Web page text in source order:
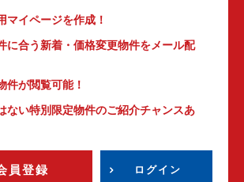
マイページを作成！
に合う新着・価格変更物件をメール配
件が閲覧可能！
ない特別限定物件のご紹介チャンスあ
員登録 ログイン